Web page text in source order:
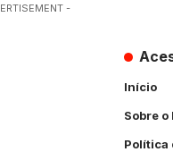
-
Início
Sobre o
Política